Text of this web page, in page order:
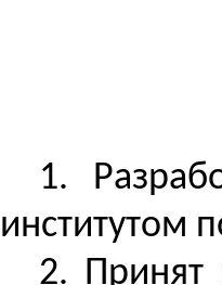
1.
институтом
2. Принят